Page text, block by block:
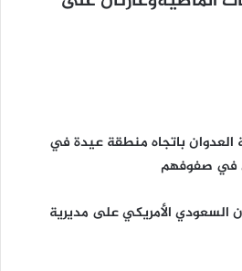
العدوان باتجاه منطقة عيدة في
في صفوفهم
السعودي الأمريكي على مديرية